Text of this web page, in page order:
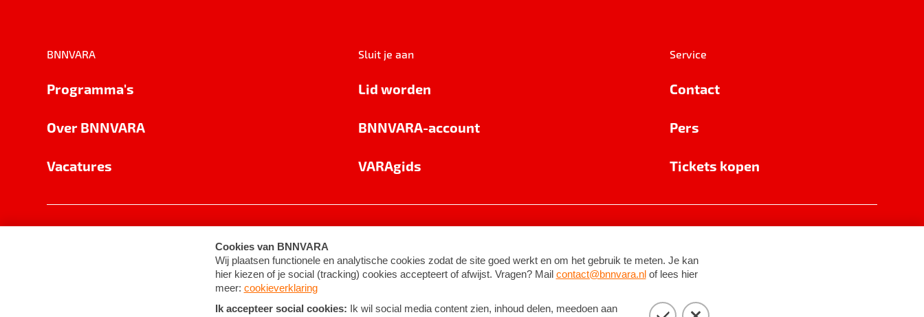
BNNVARA
Programma's
Over BNNVARA
Vacatures
Sluit je aan
Lid worden
BNNVARA-account
VARAgids
Service
Contact
Pers
Tickets kopen
Cookie-instellingen Algemene voorwaarden ©2026BNNVARA